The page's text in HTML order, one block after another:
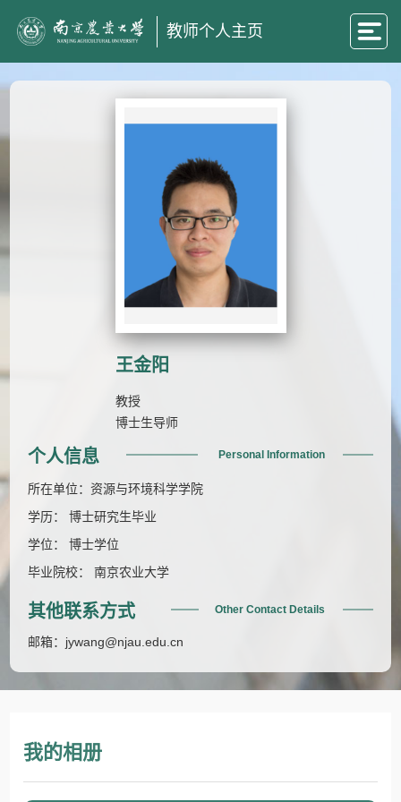
教师个人主页
王金阳
教授
博士生导师
个人信息 Personal Information
所在单位：资源与环境科学学院
学历： 博士研究生毕业
学位： 博士学位
毕业院校： 南京农业大学
其他联系方式 Other Contact Details
邮箱： jywang@njau.edu.cn
我的相册